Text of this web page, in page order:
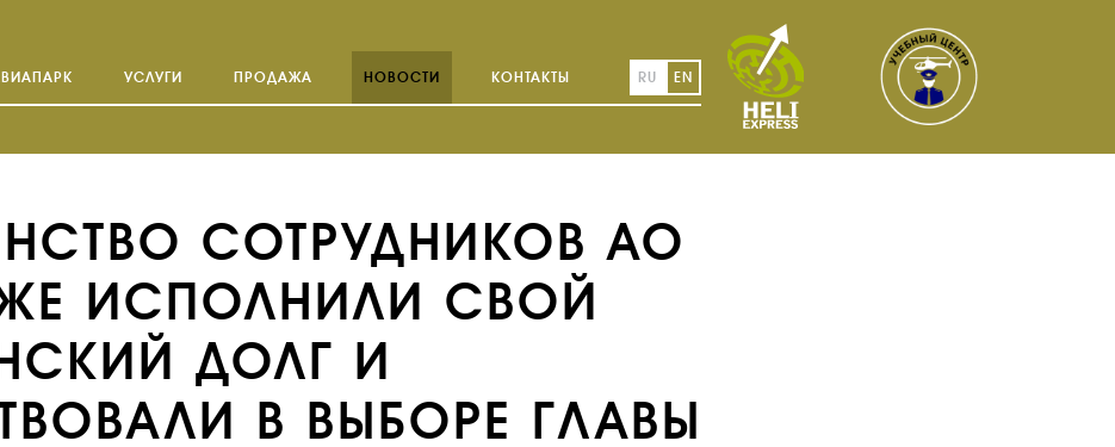
УСЛУГИ ПРОДАЖА НОВОСТИ КОНТАКТЫ RU EN
СОТРУДНИКОВ АО
ИСПОЛНИЛИ СВОЙ
ДОЛГ И
В ВЫБОРЕ ГЛАВЫ